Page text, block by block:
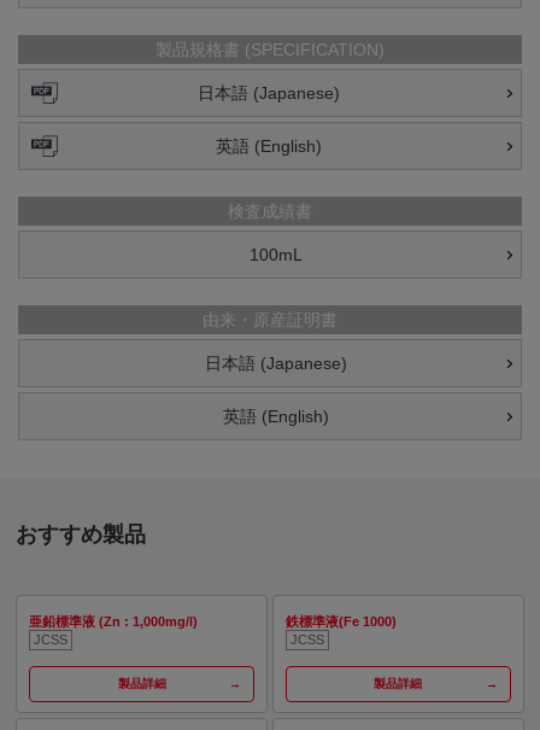
製品規格書 (SPECIFICATION)
日本語 (Japanese)
英語 (English)
検査成績書
100mL
由来・原産証明書
日本語 (Japanese)
英語 (English)
おすすめ製品
亜鉛標準液 (Zn : 1,000mg/l)
JCSS
製品詳細
鉄標準液(Fe 1000)
JCSS
製品詳細